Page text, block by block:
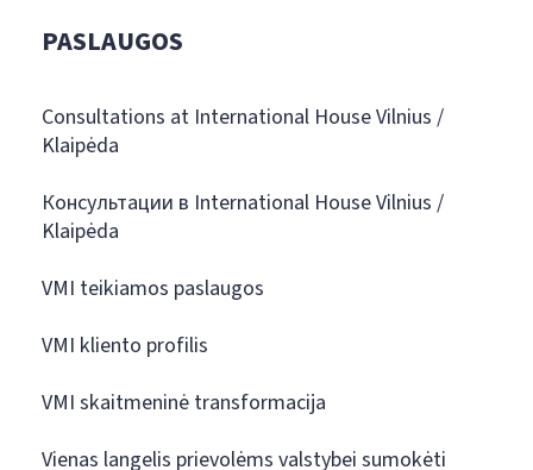
PASLAUGOS
Consultations at International House Vilnius /
Klaipėda
Консультации в International House Vilnius /
Klaipėda
VMI teikiamos paslaugos
VMI kliento profilis
VMI skaitmeninė transformacija
Vienas langelis prievolėms valstybei sumokėti